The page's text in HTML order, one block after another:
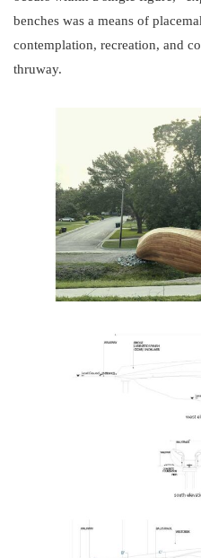
benches was a means of
contemplation, recreation, and
thruway.